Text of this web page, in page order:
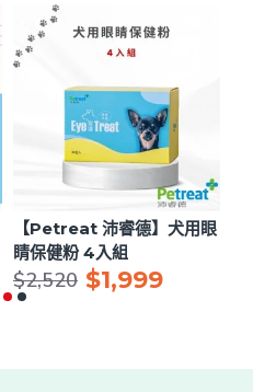
【Petreat 沛睿德】犬用眼
睛保健粉 4入組
$1,999
$2,520